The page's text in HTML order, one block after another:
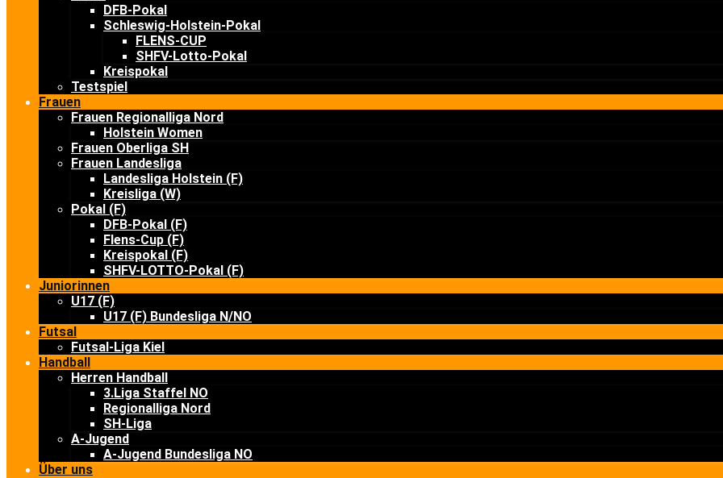
DFB-Pokal
Schleswig-Holstein-Pokal
FLENS-CUP
SHFV-Lotto-Pokal
Kreispokal
Testspiel
Frauen
Frauen Regionalliga Nord
Holstein Women
Frauen Oberliga SH
Frauen Landesliga
Landesliga Holstein (F)
Kreisliga (W)
Pokal (F)
DFB-Pokal (F)
Flens-Cup (F)
Kreispokal (F)
SHFV-LOTTO-Pokal (F)
Juniorinnen
U17 (F)
U17 (F) Bundesliga N/NO
Futsal
Futsal-Liga Kiel
Handball
Herren Handball
3.Liga Staffel NO
Regionalliga Nord
SH-Liga
A-Jugend
A-Jugend Bundesliga NO
Über uns